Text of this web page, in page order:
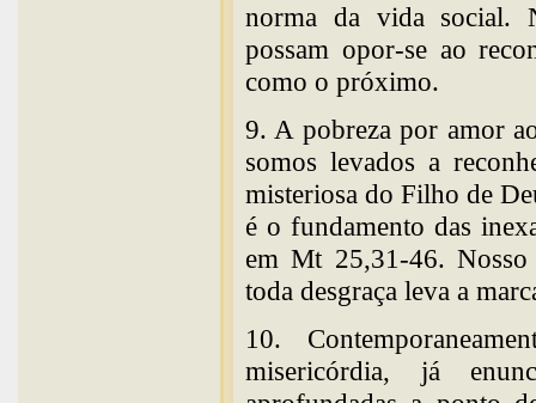
norma da vida social.
possam opor-se ao
como o próximo.
9. A pobreza por amor
somos levados a
misteriosa do Filho de
é o fundamento das
em Mt 25,31-46.
toda desgraça leva a
10.
misericórdia, já